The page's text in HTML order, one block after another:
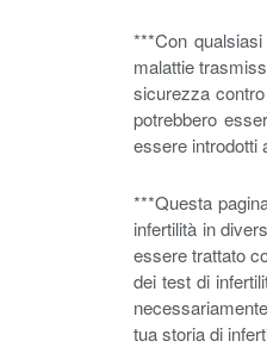
***Con
malattie
sicurezza
potrebbero
essere introdotti
***Questa
infertilità in
essere trattato
dei test di
tua storia di